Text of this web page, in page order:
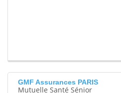
GMF Assurances PARIS
Mutuelle Santé Sénior